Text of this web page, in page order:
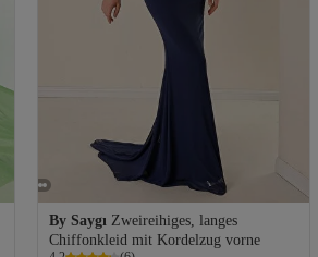
By Saygı Zweireihiges, langes
Chiffonkleid mit Kordelzug vorne